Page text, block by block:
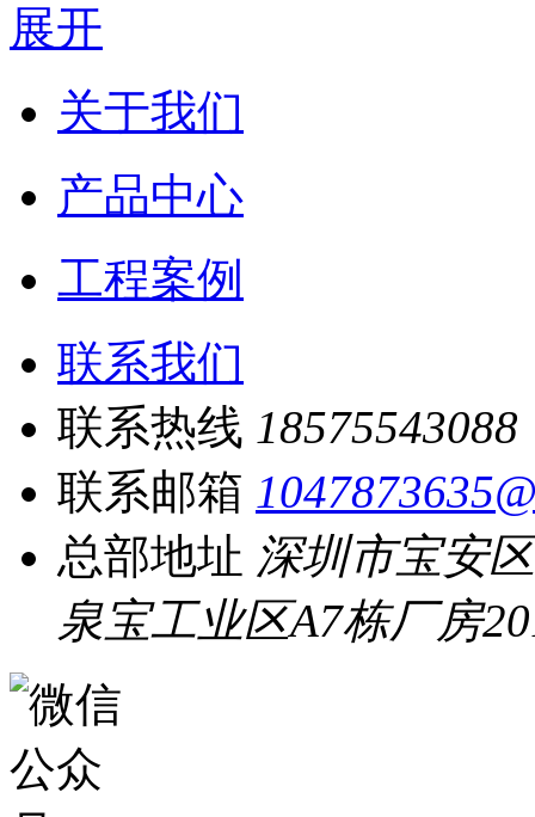
展开
关于我们
产品中心
工程案例
联系我们
联系热线 18575543088
联系邮箱
总部地址 深圳市宝安
泉宝工业区A7栋厂房